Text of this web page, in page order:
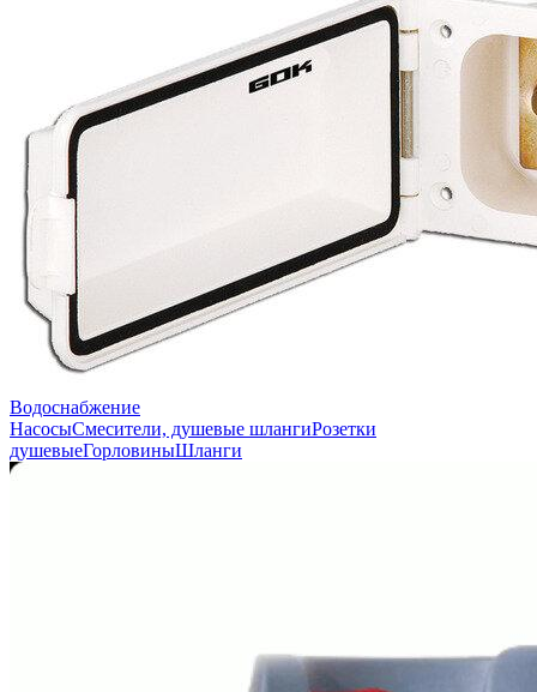
Водоснабжение
НасосыСмесители, душевые шлангиРозетки
душевыеГорловиныШланги